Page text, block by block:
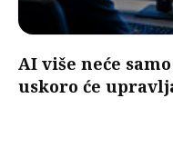
AI više neće
uskoro će